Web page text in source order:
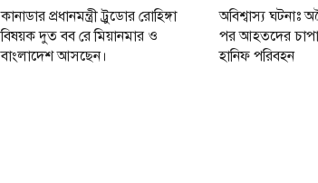
কানাডার প্রধানমন্ত্রী ট্রুডোর রোহিঙ্গা
বিষয়ক দুত বব রে মিয়ানমার ও
বাংলাদেশ আসছেন।
অবিশ্বাস্য ঘটনাঃ
পর আহতদের চাপা
হানিফ পরিবহন